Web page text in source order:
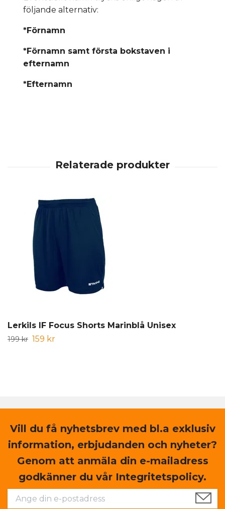
följande alternativ:
*Förnamn
*Förnamn samt första bokstaven i
efternamn
*Efternamn
Lerkils IF Focus Shorts Marinblå Unisex
199 kr 159 kr
Vill du få nyhetsbrev med bl.a exklusiv
information, erbjudanden och nyheter?
Genom att anmäla din e-mailadress
godkänner du vår Integritetspolicy.